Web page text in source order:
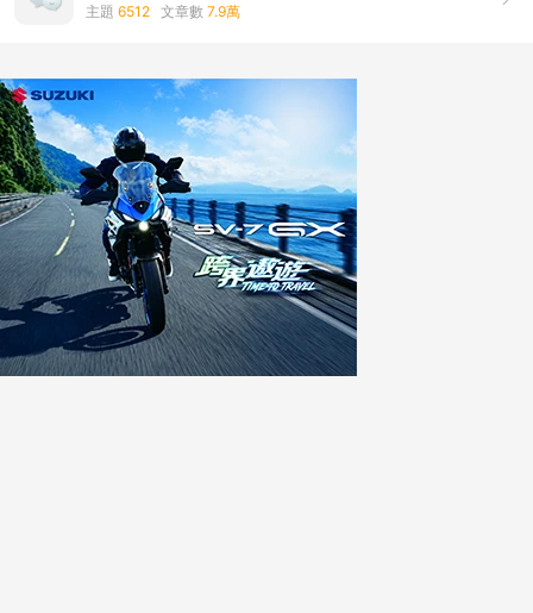
主題 6512 文章數 7.9萬